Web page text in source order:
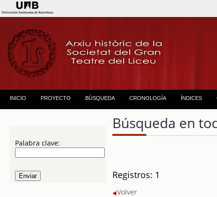
INICIO PROYECTO BÚSQUEDA CRONOLOGÍA ÍNDICES
Palabra clave:
Búsqueda en
Registros: 1
Volver